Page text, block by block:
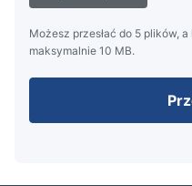
Możesz przesłać do 5 plików,
maksymalnie 10 MB.